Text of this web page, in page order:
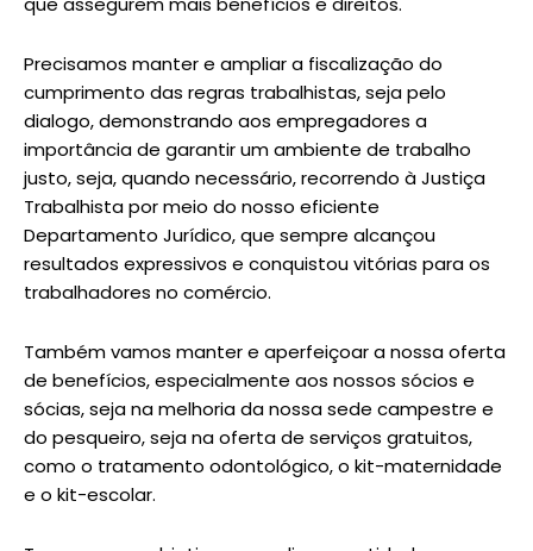
Precisamos manter e ampliar a fiscalização do
cumprimento das regras trabalhistas, seja pelo
dialogo, demonstrando aos empregadores a
importância de garantir um ambiente de trabalho
justo, seja, quando necessário, recorrendo à Justiça
Trabalhista por meio do nosso eficiente
Departamento Jurídico, que sempre alcançou
resultados expressivos e conquistou vitórias para os
trabalhadores no comércio.
Também vamos manter e aperfeiçoar a nossa oferta
de benefícios, especialmente aos nossos sócios e
sócias, seja na melhoria da nossa sede campestre e
do pesqueiro, seja na oferta de serviços gratuitos,
como o tratamento odontológico, o kit-maternidade
e o kit-escolar.